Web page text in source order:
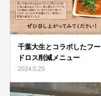
千葉大生とコラボしたフー
ドロス削減メニュー
2024.5.25